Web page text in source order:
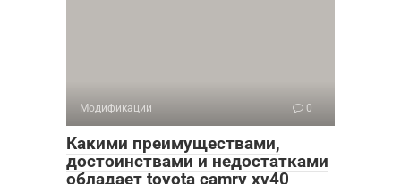
Модификации 0
Какими преимуществами,
достоинствами и недостатками
обладает toyota camry xv40